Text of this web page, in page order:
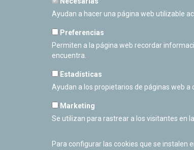
PLANETARIO DE PAMPLONA
Calle Sancho RamÃ­rez, s/n
Cerrado Temporalmente
Ayudan a hacer una página web utilizable
Preferencias
Permiten a la página web recordar
encuentra.
Estadísticas
Ayudan a los propietarios de páginas web
Marketing
Se utilizan para rastrear a los visitantes en
Para configurar las cookies que se instalen